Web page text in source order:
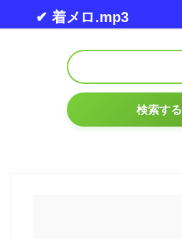
Skip to content
✔ 着メロ.mp3
検索する